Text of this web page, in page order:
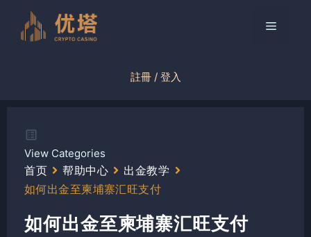
菜
註冊 / 登入
View Categories
首页 帮助中心
出金教学
如何出金至柬埔寨汇旺支付
如何出金至柬埔寨汇旺支付